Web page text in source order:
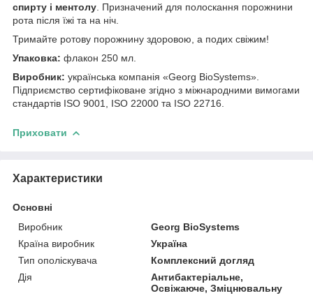
спирту і ментолу . Призначений для полоскання порожнини
рота після їжі та на ніч.
Тримайте ротову порожнину здоровою, а подих свіжим!
Упаковка: флакон 250 мл.
Виробник: українська компанія «Georg BioSystems».
Підприємство сертифіковане згідно з міжнародними вимогами
стандартів ISO 9001, ISO 22000 та ISO 22716.
Приховати
Характеристики
Основні
Виробник
Georg BioSystems
Країна виробник
Україна
Тип ополіскувача
Комплексний догляд
Дія
Антибактеріальне,
Освіжаюче, Зміцнювальну